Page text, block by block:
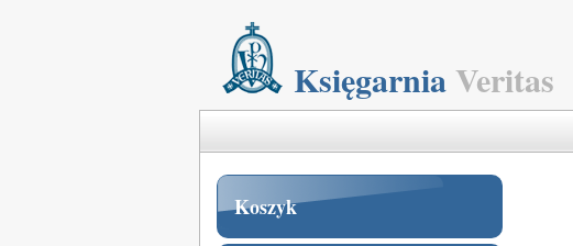
KsięgarniaVeritas
Koszyk